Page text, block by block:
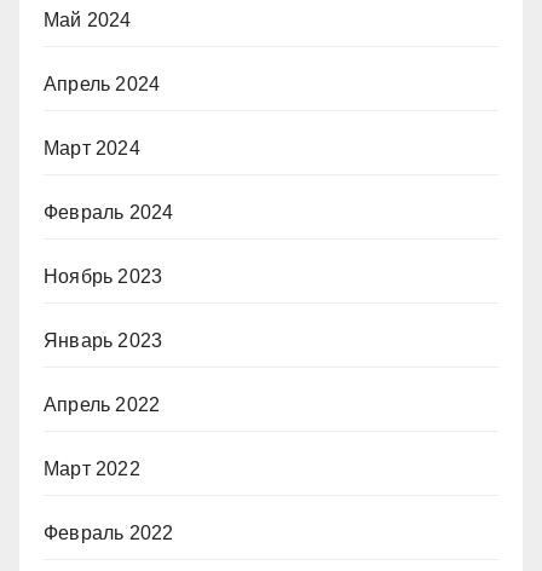
Май 2024
Апрель 2024
Март 2024
Февраль 2024
Ноябрь 2023
Январь 2023
Апрель 2022
Март 2022
Февраль 2022